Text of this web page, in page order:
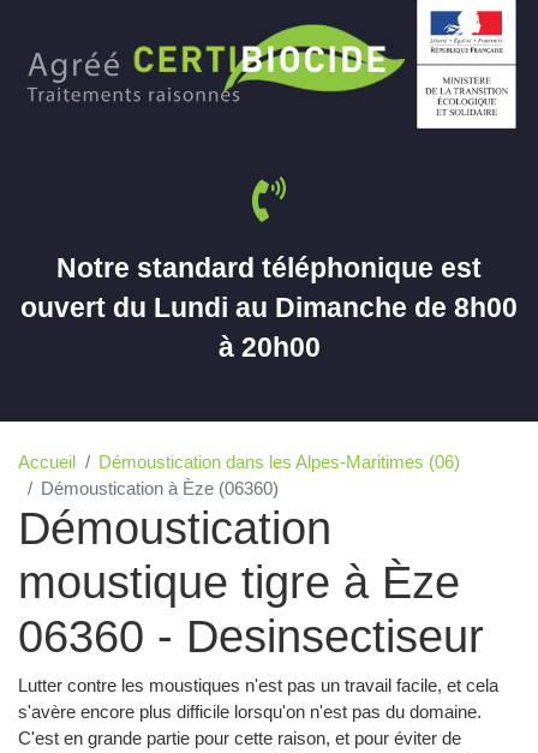
Notre standard téléphonique est
ouvert du Lundi au Dimanche de 8h00
à 20h00
Accueil
Démoustication dans les Alpes-Maritimes (06)
Démoustication à Èze (06360)
Démoustication
moustique tigre à Èze
06360 - Desinsectiseur
Lutter contre les moustiques n'est pas un travail facile, et cela
s'avère encore plus difficile lorsqu'on n'est pas du domaine.
C'est en grande partie pour cette raison, et pour éviter de